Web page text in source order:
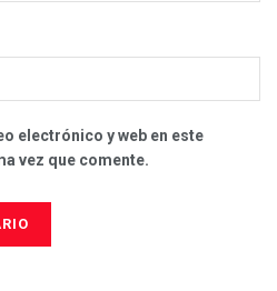
electrónico y web en este
vez que comente.